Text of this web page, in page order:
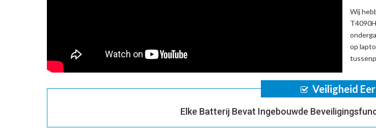
Wij
op
Veiligheid
Elke Batterij Bevat Ingebouwde